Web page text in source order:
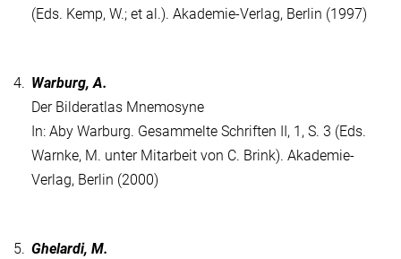
(Eds. Kemp, W.; et al.). Akademie-Verlag, Berlin (1997)
4. Warburg, A.
Der Bilderatlas Mnemosyne
In: Aby Warburg. Gesammelte Schriften II, 1, S. 3 (Eds.
Warnke, M. unter Mitarbeit von C. Brink). Akademie-
Verlag, Berlin (2000)
5. Ghelardi, M.